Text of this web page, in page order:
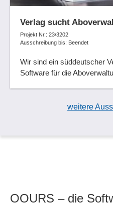
Verlag sucht
Projekt Nr.: 23/3202
Ausschreibung bis: Beendet
Wir sind ein süddeutscher
Software für die
weitere
OOURS – die